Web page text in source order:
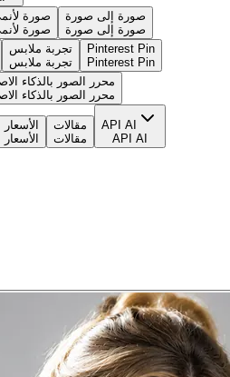
صورة
صورة
صورة إلى صورة
صورة إلى صورة
تجربة ملابس
تجربة ملابس
Pinterest Pin
Pinterest Pin
محرر الصور بالذكاء
محرر الصور بالذكاء
الأسعار
الأسعار
مقالات
مقالات
API AI
API AI